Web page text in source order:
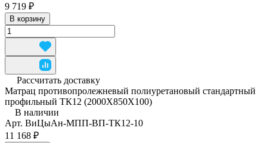
9 719 ₽
В корзину
Рассчитать доставку
Матрац противопролежневый полиуретановый стандартный
профильный ТК12 (2000Х850Х100)
В наличии
Арт. ВиЦыАн-МПП-ВП-ТК12-10
11 168 ₽